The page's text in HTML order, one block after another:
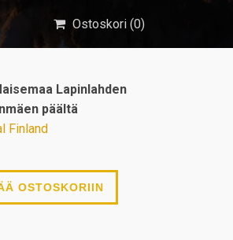
Ostoskori (0)
Lapinlahden
päältä
Finland
OSTOSKORIIN